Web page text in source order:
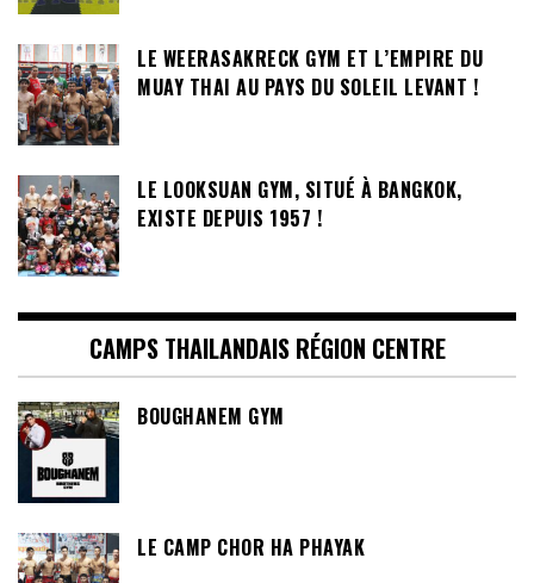
LE WEERASAKRECK GYM ET L’EMPIRE DU
MUAY THAI AU PAYS DU SOLEIL LEVANT !
LE LOOKSUAN GYM, SITUÉ À BANGKOK,
EXISTE DEPUIS 1957 !
CAMPS THAILANDAIS RÉGION CENTRE
BOUGHANEM GYM
LE CAMP CHOR HA PHAYAK